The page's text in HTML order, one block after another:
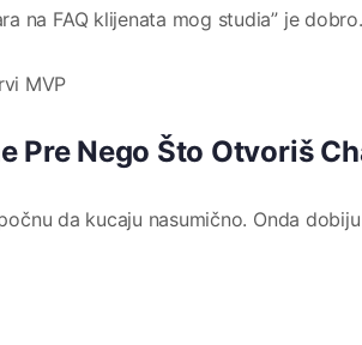
na FAQ klijenata mog studia” je
MVP
Pre Nego Što Otvoriš
da kucaju nasumično. Onda